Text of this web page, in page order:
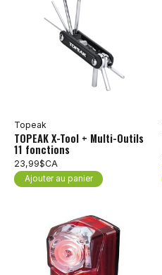
Topeak
TOPEAK X-Tool + Multi-Outils
11 fonctions
23,99$CA
Ajouter au panier